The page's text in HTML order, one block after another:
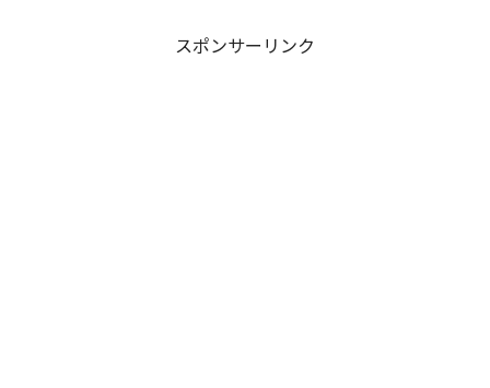
スポンサーリンク